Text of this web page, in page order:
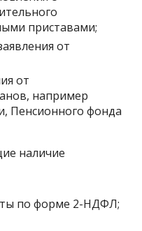
приставами;
от
от
например
Пенсионного фонда
наличие
по форме 2-НДФЛ;